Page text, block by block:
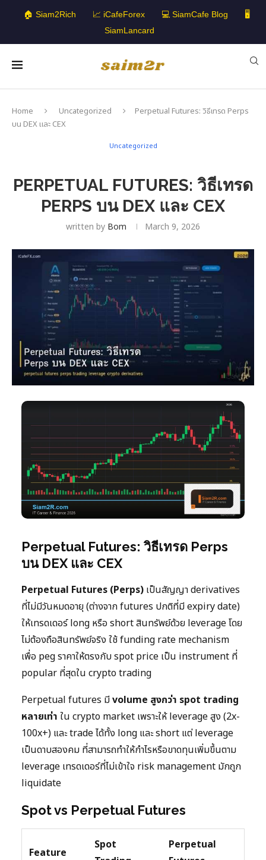
🏠 Siam2Rich 📈 iCafeForex 💻 SiamCafe Blog
🖥️
SiamLancard
Home Uncategorized
Perpetual Futures: วิธีเทรด Perps
บน DEX และ CEX
Uncategorized
PERPETUAL FUTURES: วิธีเทรด
PERPS บน DEX และ CEX
written by Bom March 9, 2026
Perpetual Futures: วิธีเทรด Perps
บน DEX และ CEX
Perpetual Futures (Perps) เป็นสัญญา derivatives
ที่ไม่มีวันหมดอายุ (ต่างจาก futures ปกติที่มี expiry date)
ให้เทรดเดอร์ long หรือ short สินทรัพย์ด้วย leverage โดย
ไม่ต้องถือสินทรัพย์จริง ใช้ funding rate mechanism
เพื่อ peg ราคาให้ตรงกับ spot price เป็น instrument ที่
popular ที่สุดใน crypto trading
Perpetual futures มีvolume สูงกว่า spot trading
หลายเท่า ใน crypto market เพราะให้ leverage สูง (2x-
100x+) และ trade ได้ทั้ง long และ short แต่ leverage
เป็นดาบสองคม ที่สามารถทำให้กำไรหรือขาดทุนเพิ่มขึ้นตาม
leverage เทรดเดอร์ที่ไม่เข้าใจ risk management มักถูก
liquidate
Spot vs Perpetual Futures
Feature
Spot
Perpetual